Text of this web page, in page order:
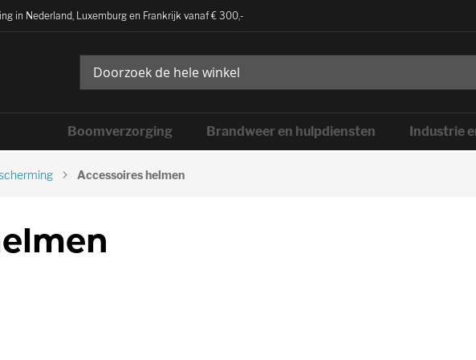
in Nederland, Luxemburg en Frankrijk vanaf € 300,-
Boomverzorging Brandweer en hulpdiensten Industrie
Accessoires helmen